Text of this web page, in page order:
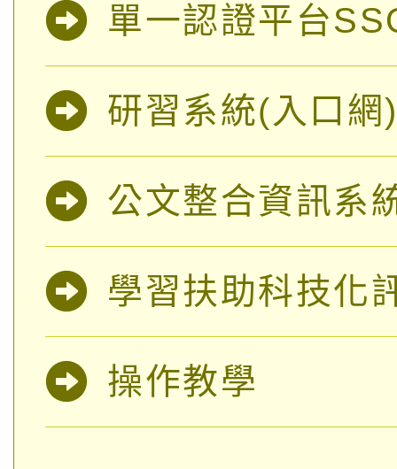
單一認證平台
研習系統(入口網
公文整合資訊系
學習扶助科技化
操作教學